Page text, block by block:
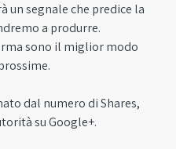
un segnale che predice la
a produrre.
sono il miglior modo
dal numero di Shares,
su Google+.